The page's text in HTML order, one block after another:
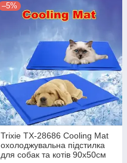
–5%
Trixie TX-28686 Cooling Mat
охолоджувальна підстилка
для собак та котів 90х50см